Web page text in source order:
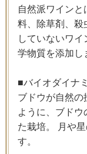
自然派ワイン
料、除草剤、殺
していないワ
学物質を添加し
■バイオダイナ
ブドウが自然の
ように、ブド
た栽培。 月や
す。